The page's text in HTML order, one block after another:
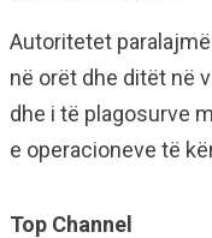
Autoritetet
në orët dhe ditët në
dhe i të plagosurve
e operacioneve të
Top Channel